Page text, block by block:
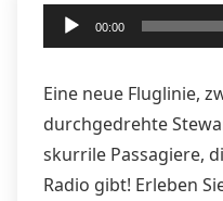
Audio-
Player
00:00
Eine neue Fluglinie,
durchgedrehte
skurrile Passagiere,
Radio gibt! Erleben